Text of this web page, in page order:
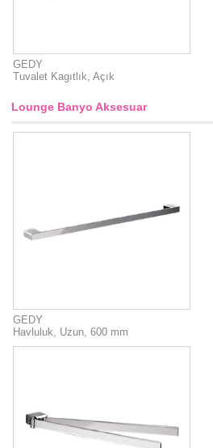
GEDY
Tuvalet Kagıtlık, Açık
Lounge Banyo Aksesuar
GEDY
Havluluk, Uzun, 600 mm